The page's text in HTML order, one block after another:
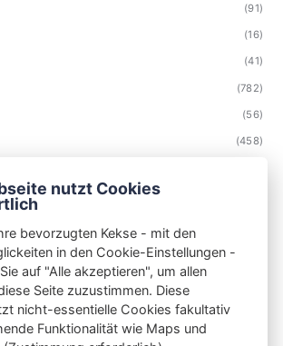
(91)
(16)
(41)
(782)
(56)
(458)
S3N🧩NET
Source Blog Network (iOSBN)
nutzt Cookies
bevorzugten Kekse - mit den
in den Cookie-Einstellungen -
auf "Alle akzeptieren", um allen
Seite zuzustimmen. Diese
nicht-essentielle Cookies fakultativ
Funktionalität wie Maps und